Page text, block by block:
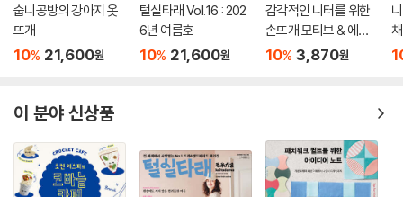
숩니공방의 강아지 옷
뜨개
10% 21,600원
털실타래 Vol.16 : 202
6년 여름호
10% 21,600원
감각적인 니터를 위한
손뜨개 모티브 & 에징
300
10% 3,870원
이 분야 신상품